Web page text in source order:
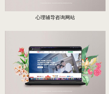
心理辅导咨询网站